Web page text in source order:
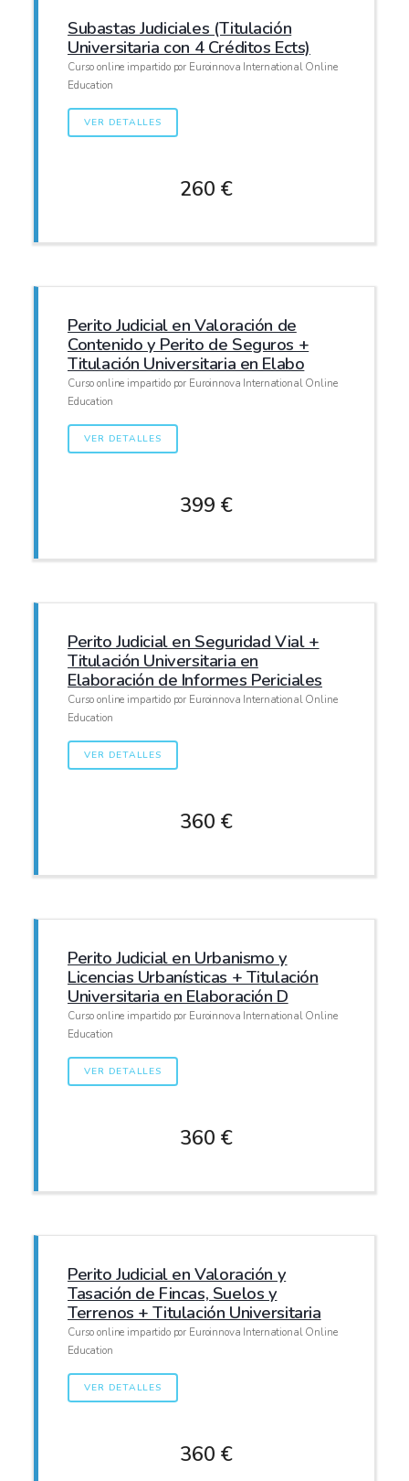
Subastas Judiciales (Titulación
Universitaria con 4 Créditos Ects)
Curso online impartido por Euroinnova International Online
Education
VER DETALLES
260 €
Perito Judicial en Valoración de
Contenido y Perito de Seguros +
Titulación Universitaria en Elabo
Curso online impartido por Euroinnova International Online
Education
VER DETALLES
399 €
Perito Judicial en Seguridad Vial +
Titulación Universitaria en
Elaboración de Informes Periciales
Curso online impartido por Euroinnova International Online
Education
VER DETALLES
360 €
Perito Judicial en Urbanismo y
Licencias Urbanísticas + Titulación
Universitaria en Elaboración D
Curso online impartido por Euroinnova International Online
Education
VER DETALLES
360 €
Perito Judicial en Valoración y
Tasación de Fincas, Suelos y
Terrenos + Titulación Universitaria
Curso online impartido por Euroinnova International Online
Education
VER DETALLES
360 €